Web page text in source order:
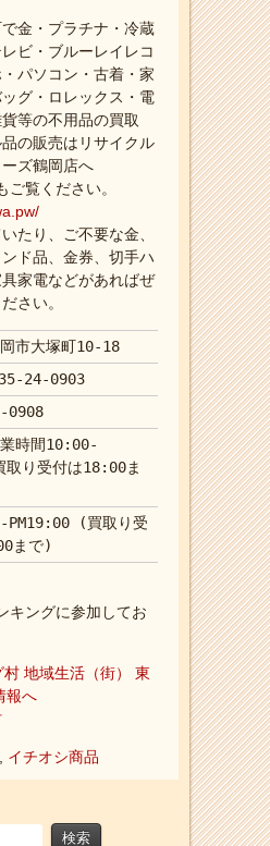
金・プラチナ・冷蔵
ビ・ブルーレイレコ
パソコン・古着・家
グ・ロレックス・電
等の不用品の買取
の販売はリサイクル
ズ鶴岡店へ
ご覧ください。
たり、ご不要な金、
ド品、金券、切手ハ
家電などがあればぜ
さい。
市大塚町10-18
24-0903
0908
時間10:00-
り受付は18:00ま
PM19:00 (買取り受
まで)
キングに参加してお
イチオシ商品